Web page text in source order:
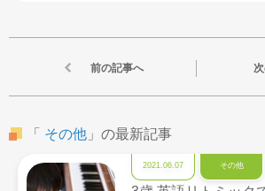
前の記事へ
「 その他 」の最新記事
2021.06.07 その他